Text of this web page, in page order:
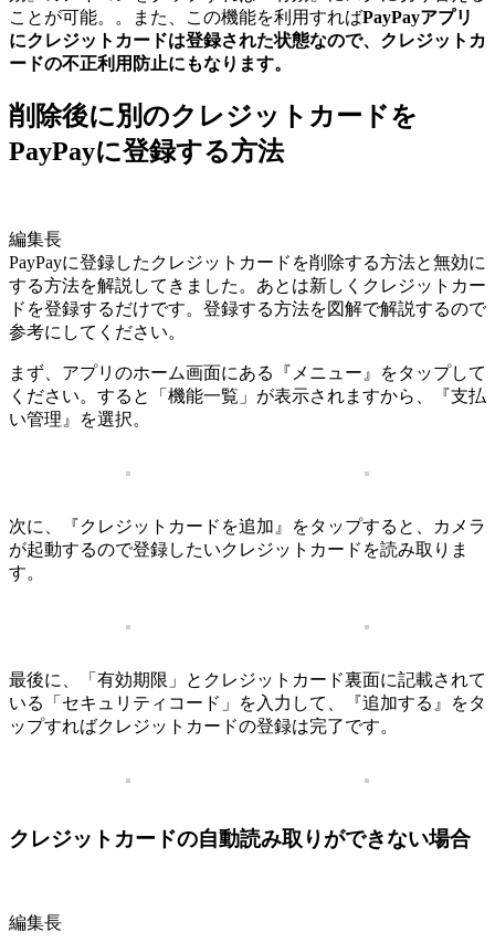
ことが可能。。また、この機能を利用すればPayPayアプリ
にクレジットカードは登録された状態なので、クレジットカ
ードの不正利用防止にもなります。
削除後に別のクレジットカードを
PayPayに登録する方法
編集長
PayPayに登録したクレジットカードを削除する方法と無効に
する方法を解説してきました。あとは新しくクレジットカー
ドを登録するだけです。登録する方法を図解で解説するので
参考にしてください。
まず、アプリのホーム画面にある『メニュー』をタップして
ください。すると「機能一覧」が表示されますから、『支払
い管理』を選択。
次に、『クレジットカードを追加』をタップすると、カメラ
が起動するので登録したいクレジットカードを読み取りま
す。
最後に、「有効期限」とクレジットカード裏面に記載されて
いる「セキュリティコード」を入力して、『追加する』をタ
ップすればクレジットカードの登録は完了です。
クレジットカードの自動読み取りができない場合
編集長